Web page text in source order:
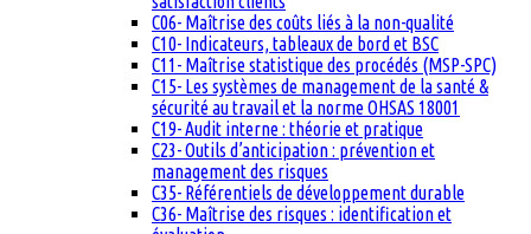
C06- Maîtrise des coûts liés à la non-qualité
C10- Indicateurs, tableaux de bord et BSC
C11- Maîtrise statistique des procédés (MSP-SPC)
C15- Les systèmes de management de la santé &
sécurité au travail et la norme OHSAS 18001
C19- Audit interne : théorie et pratique
C23- Outils d’anticipation : prévention et
management des risques
C35- Référentiels de développement durable
C36- Maîtrise des risques : identification et